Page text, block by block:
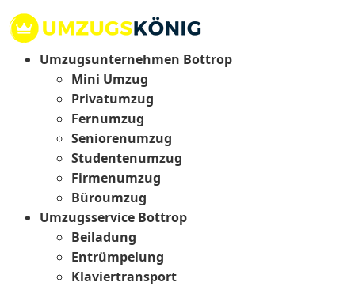
Umzugsunternehmen Bottrop
Mini Umzug
Privatumzug
Fernumzug
Seniorenumzug
Studentenumzug
Firmenumzug
Büroumzug
Umzugsservice Bottrop
Beiladung
Entrümpelung
Klaviertransport